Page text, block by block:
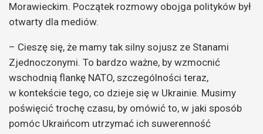
Morawieckim. Początek rozmowy obojga polityków był
otwarty dla mediów.
– Cieszę się, że mamy tak silny sojusz ze Stanami
Zjednoczonymi. To bardzo ważne, by wzmocnić
wschodnią flankę NATO, szczególności teraz,
w kontekście tego, co dzieje się w Ukrainie. Musimy
poświęcić trochę czasu, by omówić to, w jaki sposób
pomóc Ukraińcom utrzymać ich suwerenność